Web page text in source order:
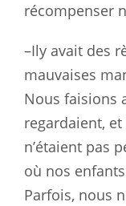
récompenser
–Ily avait des
mauvaises
Nous faisions
regardaient,
n’étaient pas
où nos
Parfois, nous